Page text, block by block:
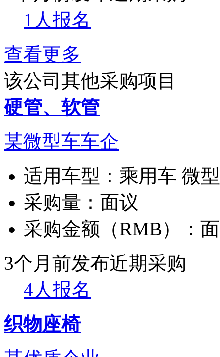
1人报名
查看更多
该公司其他采购项目
硬管、软管
某微型车车企
适用车型： 乘用车 微
采购量： 面议
采购金额（RMB）：
3个月前发布近期采购
4人报名
织物座椅